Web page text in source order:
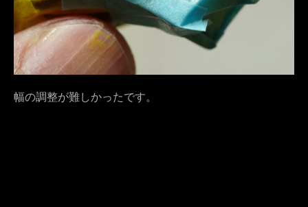
幅の調整が難しかったです。